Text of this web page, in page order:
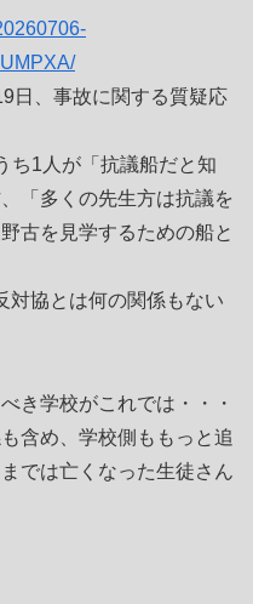
日、事故に関する質疑応
ち1人が「抗議船だと知
「多くの先生方は抗議を
古を見学するための船と
対協とは何の関係もない
き学校がこれでは・・・
含め、学校側ももっと追
では亡くなった生徒さん